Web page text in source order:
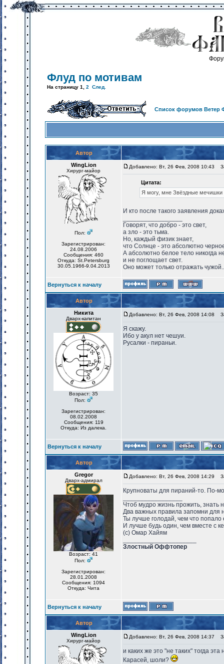
Флуд по мотивам
На страницу 1 2 След.
Список форумов Ветер
Автор
WingLion
Хирург-майор
Пол:
Зарегистрирован:
24.08.2006
Сообщения: 460
Откуда: St.Petersburg
30.05.1966-9.04.2013
Добавлено: Вт, 26 Фев, 2008 10:43
Цитата:
Я могу, мне Звёздные мечишки
И кто после такого заявления
Говорят, что добро - это свет,
а зло - это тьма.
Но, каждый физик знает,
что Солнце - это абсолютно
А абсолютно белое тело никогда
и не поглощает свет.
Оно может только отражать
Вернуться к началу
Автор
Никита
Дварх-капитан
Возраст: 35
Пол:
Зарегистрирован:
08.02.2008
Сообщения: 119
Откуда: Из далека.
Добавлено: Вт, 26 Фев, 2008 14:08
Я скажу.
Ибо у акул нет чешуи.
Русалки - пираньи.
Вернуться к началу
Автор
Gregor
Дварх-адмирал
Возраст: 41
Пол:
Зарегистрирован:
28.01.2008
Сообщения: 1094
Откуда: Чита
Добавлено: Вт, 26 Фев, 2008 14:29
Крупноваты для пираний-то. По-
Чтоб мудро жизнь прожить, знать
Два важных правила запомни для
Ты лучше голодай, чем что попало
И лучше будь один, чем вместе с
(с) Омар Хайям
Злостный Оффтопер
Вернуться к началу
Автор
WingLion
Хирург-майор
Добавлено: Вт, 26 Фев, 2008 14:37
и каких же это "не таких" тогда
Карасей, шоли?